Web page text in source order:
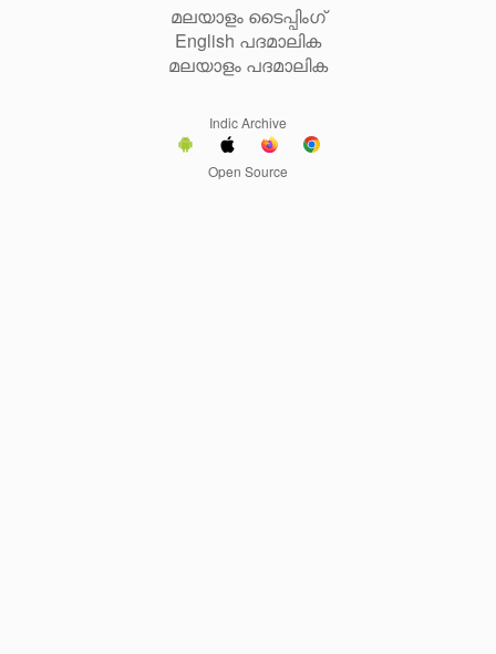
മലയാളം ടൈപ്പിംഗ്
English പദമാലിക
മലയാളം പദമാലിക
Indic Archive
Open Source